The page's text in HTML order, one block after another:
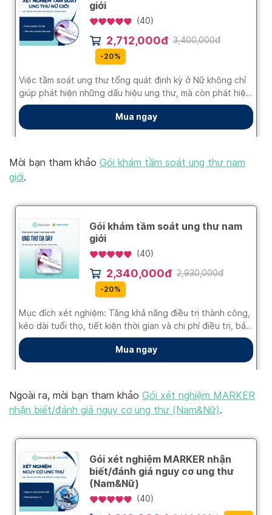
Mời bạn tham khảo Gói khám tầm soát ung thư nam
giới.
Ngoài ra, mời bạn tham khảo Gói xét nghiệm MARKER
nhận biết/đánh giá nguy cơ ung thư (Nam&Nữ).